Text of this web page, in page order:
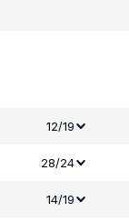
12/19
28/24
14/19